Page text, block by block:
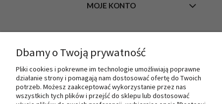
MOJE KONTO
O NAS
Dbamy o Twoją prywatność
Pliki cookies i pokrewne im technologie umożliwiają poprawne
działanie strony i pomagają nam dostosować ofertę do Twoich
potrzeb. Możesz zaakceptować wykorzystanie przez nas
wszystkich tych plików i przejść do sklepu lub dostosować